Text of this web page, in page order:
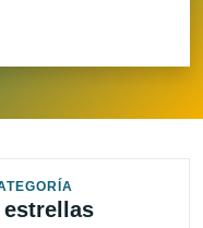
estrellas